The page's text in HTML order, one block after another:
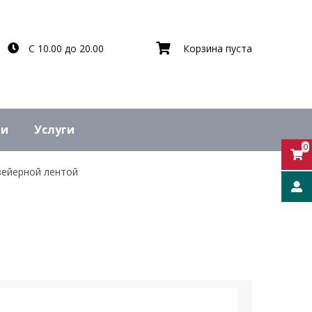
С 10.00 до 20.00 Корзина пуста
Услуги
0
лентой